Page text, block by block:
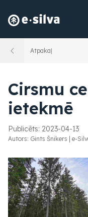
Atpakaļ
Cirsmu
ietekmē
Publicēts: 2023-04-13
Autors: Gints Šnikers e-